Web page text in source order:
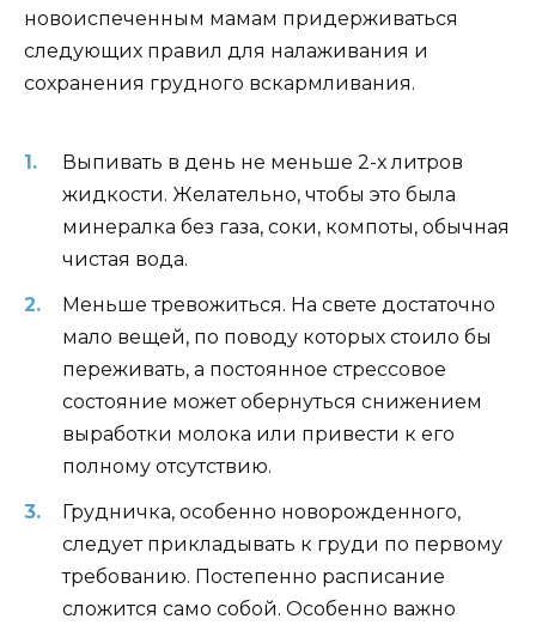
новоиспеченным мамам придерживаться
следующих правил для налаживания и
сохранения грудного вскармливания.
Выпивать в день не меньше 2-х литров
жидкости. Желательно, чтобы это была
минералка без газа, соки, компоты, обычная
чистая вода.
Меньше тревожиться. На свете достаточно
мало вещей, по поводу которых стоило бы
переживать, а постоянное стрессовое
состояние может обернуться снижением
выработки молока или привести к его
полному отсутствию.
Грудничка, особенно новорожденного,
следует прикладывать к груди по первому
требованию. Постепенно расписание
сложится само собой. Особенно важно